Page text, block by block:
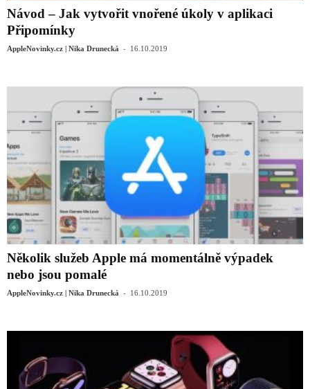
Návod – Jak vytvořit vnořené úkoly v aplikaci
Připomínky
AppleNovinky.cz | Nika Drunecká - 16.10.2019
Několik služeb Apple má momentálně výpadek
nebo jsou pomalé
AppleNovinky.cz | Nika Drunecká - 16.10.2019